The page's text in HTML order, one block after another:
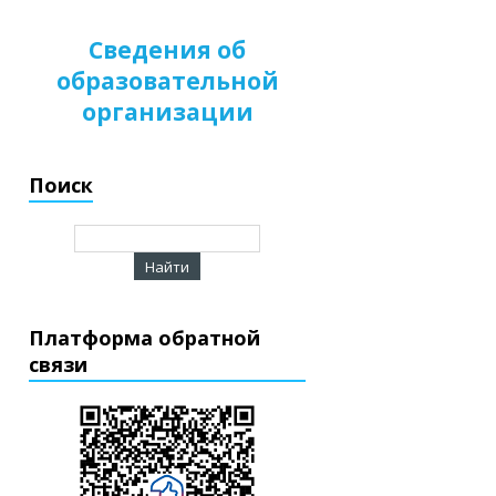
Сведения об
образовательной
организации
Поиск
Платформа обратной
связи